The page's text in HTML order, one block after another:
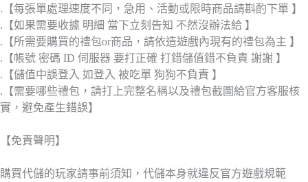
.【每張單處理速度不同，急用、活動或限時商品請斟酌下單 】
.【如果需要收據 明細 當下立刻告知 不然沒辦法給 】
.【所需要購買的禮包or商品，請依造遊戲內現有的禮包為主 】
.【帳號 密碼 ID 伺服器 要打正確 打錯儲值錯不負責 謝謝 】
.【儲值中誤登入 如登入 被吃單 狗狗不負責 】
.【需要哪些禮包，請打上完整名稱以及禮包截圖給官方客服核
實，避免產生錯誤】
【免責聲明】
購買代儲的玩家請事前須知，代儲本身就違反官方遊戲規範